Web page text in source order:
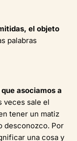
el objeto
palabras
asociamos a
veces sale el
tener un matiz
desconozco. Por
una cosa y